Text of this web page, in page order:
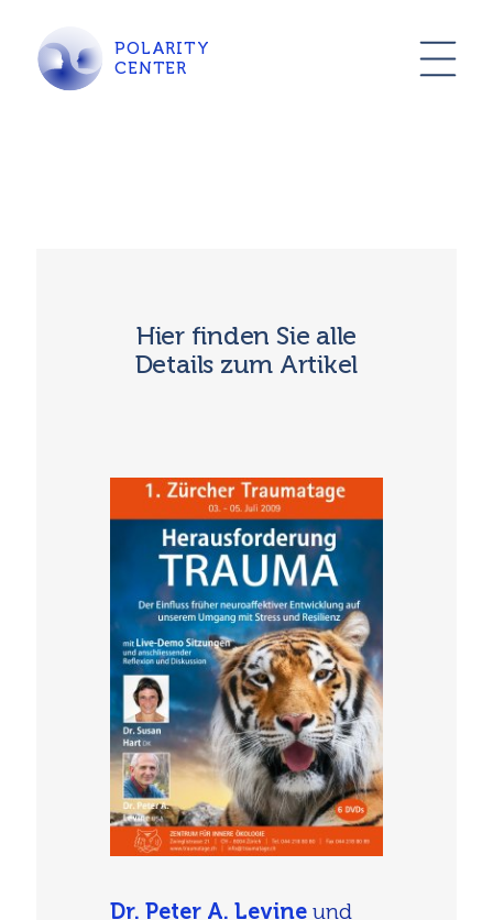
POLARITY
CENTER
Hier finden Sie alle
Details zum Artikel
Dr. Peter A. Levine und